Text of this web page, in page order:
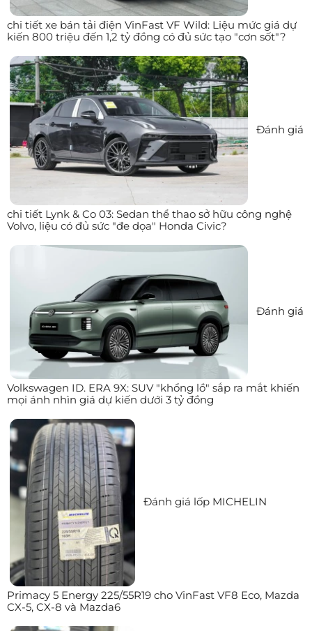
chi tiết xe bán tải điện VinFast VF Wild: Liệu mức giá dự
kiến 800 triệu đến 1,2 tỷ đồng có đủ sức tạo "cơn sốt"?
Đánh giá
chi tiết Lynk & Co 03: Sedan thể thao sở hữu công nghệ
Volvo, liệu có đủ sức "đe dọa" Honda Civic?
Đánh giá
Volkswagen ID. ERA 9X: SUV "khổng lồ" sắp ra mắt khiến
mọi ánh nhìn giá dự kiến dưới 3 tỷ đồng
Đánh giá lốp MICHELIN
Primacy 5 Energy 225/55R19 cho VinFast VF8 Eco, Mazda
CX-5, CX-8 và Mazda6